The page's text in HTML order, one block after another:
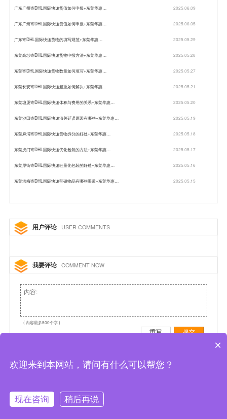
广东广州寄DHL国际快递货值如何申报+东莞华惠… 2025.06.09
广东广州寄DHL国际快递货值如何申报+东莞华惠… 2025.06.05
广东寄DHL国际快递货物的填写规范+东莞华惠… 2025.05.29
东莞高埗寄DHL国际快递货物申报方法+东莞华惠… 2025.05.28
东莞寄DHL国际快递货物数量如何填写+东莞华惠… 2025.05.27
东莞长安寄DHL国际快递超重如何解决+东莞华惠… 2025.05.21
东莞塘厦寄DHL国际快递体积与费用的关系+东莞华惠… 2025.05.20
东莞沙田寄DHL国际快递清关延误原因有哪些+东莞华惠… 2025.05.19
东莞麻涌寄DHL国际快递货物拆分的好处+东莞华惠… 2025.05.18
东莞虎门寄DHL国际快递优化包装的方法+东莞华惠… 2025.05.17
东莞厚街寄DHL国际快递轻量化包装的好处+东莞华惠… 2025.05.16
东莞洪梅寄DHL国际快递带磁物品有哪些渠道+东莞华惠… 2025.05.15
用户评论 USER COMMENTS
我要评论 COMMENT NOW
( 内容最多500个字 )
重写 提交
拨打电话
×
欢迎来到本网站，请问有什么可以帮您？
现在咨询 稍后再说